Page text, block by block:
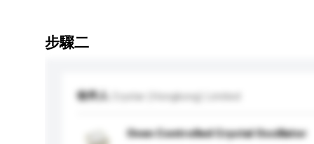
步驟二
收件人 Crystar (Hongkong) Limited
Oven Controlled Crystal Oscillator